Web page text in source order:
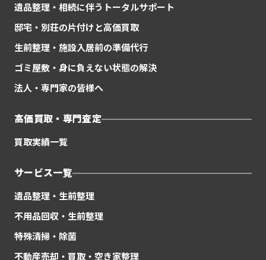
遺品整理・相続に伴うトータルサポート
邸宅・別荘の片付けと高価買取
生前整理・施設入居前の準備代行
ゴミ屋敷・身に負えない状態の解決
法人・専門家の皆様へ
高価買取・専門査定
買取実績一覧
サービス一覧
遺品整理・生前整理
不用品回収・生前整理
特殊清掃・除菌
不動産売却・買取・空き家整理